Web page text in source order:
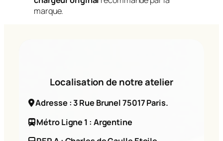
marque.
Localisation de notre atelier
Adresse : 3 Rue Brunel 75017 Paris.
Métro Ligne 1 : Argentine